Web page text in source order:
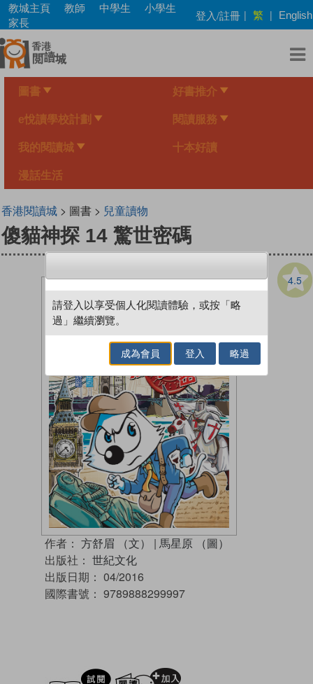
Skip
main
content
教城主頁 教師 中學生
小學生
家長
登入/註冊 | 繁 | English
圖書 好書推介
e悅讀學校計劃 閱讀服務
我的閱讀城 十本好讀
漫話生活
香港閱讀城> 圖書 > 兒童讀物
傻貓神探 14 驚世密碼
4.5
作者： 方舒眉 （文） | 馬星原 （圖）
出版社： 世紀文化
出版日期： 04/2016
國際書號： 9789888299997
試閲
請登入以享受個人化閱讀體驗，或按「略
過」繼續瀏覽。
成為會員 登入 略過